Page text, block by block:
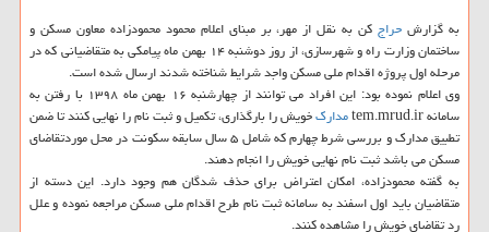
به گزارش حراجكن به نقل از مهر، بر مبنای اعلام محمود محمودزاده معاون مسكن و
ساختمان وزارت راه و شهرسازی، از روز دوشنبه ۱۴ بهمن ماه پیامكی به متقاضیانی كه در
مرحله اول پروژه اقدام ملی مسكن واجد شرایط شناخته شدند ارسال شده است.
وی اعلام نموده بود: این افراد می توانند از چهارشنبه ۱۶ بهمن ماه ۱۳۹۸ با رفتن به
سامانه tem.mrud.ir
مداركخویش را بارگذاری، تكمیل و ثبت نام را نهایی كنند تا ضمن
تطبیق مدارك و بررسی شرط چهارم كه شامل ۵ سال سابقه سكونت در محل موردتقاضای
مسكن می باشد ثبت نام نهایی خویش را انجام دهند.
به گفته محمودزاده، امكان اعتراض برای حذف شدگان هم وجود دارد. این دسته از
متقاضیان باید اول اسفند به سامانه ثبت نام طرح اقدام ملی مسكن مراجعه نموده و علل
رد تقاضای خویش را مشاهده كنند.